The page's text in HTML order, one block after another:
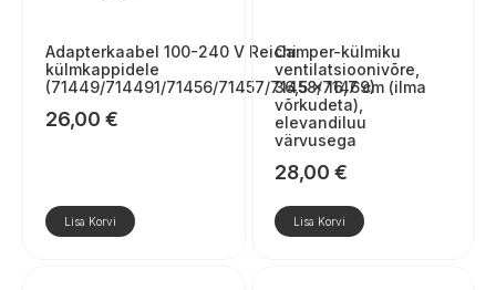
Adapterkaabel 100-240 V Reichi
külmkappidele
(71449/714491/71456/71457/71458/71469)
26,00 €
Lisa Korvi
Camper-külmiku
ventilatsioonivõre,
36,5 × 16,7 cm (ilma
võrkudeta),
elevandiluu
värvusega
28,00 €
Lisa Korvi